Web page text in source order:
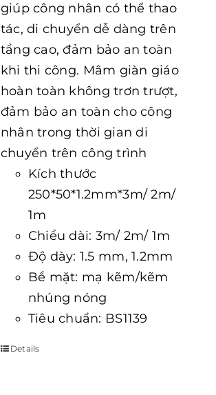
giúp công nhân có thể thao
tác, di chuyển dễ dàng trên
tầng cao, đảm bảo an toàn
khi thi công. Mâm giàn giáo
hoàn toàn không trơn trượt,
đảm bảo an toàn cho công
nhân trong thời gian di
chuyển trên công trình
Kích thước
250*50*1.2mm*3m/ 2m/
1m
Chiều dài: 3m/ 2m/ 1m
Độ dày: 1.5 mm, 1.2mm
Bề mặt: mạ kẽm/kẽm
nhúng nóng
Tiêu chuẩn: BS1139
Details